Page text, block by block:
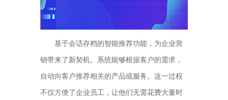
基于会话存档的智能推荐功能，为企业营
销带来了新契机。系统能够根据客户的需求，
自动向客户推荐相关的产品或服务。这一过程
不仅方便了企业员工，让他们无需花费大量时